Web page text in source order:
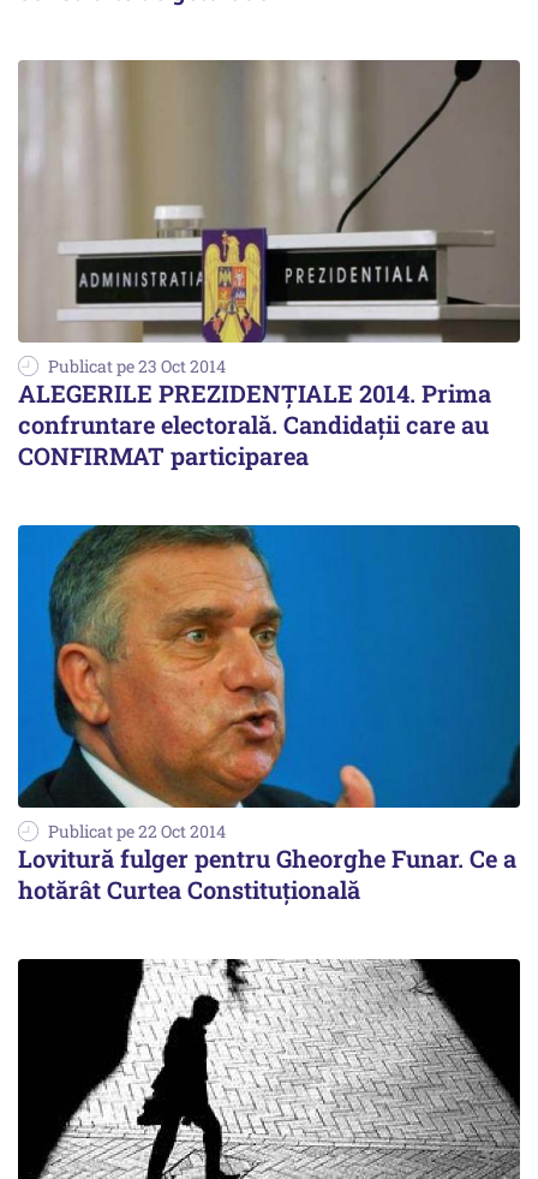
Publicat pe 23 Oct 2014
ALEGERILE PREZIDENȚIALE 2014. Prima
confruntare electorală. Candidații care au
CONFIRMAT participarea
Publicat pe 22 Oct 2014
Lovitură fulger pentru Gheorghe Funar. Ce a
hotărât Curtea Constituțională